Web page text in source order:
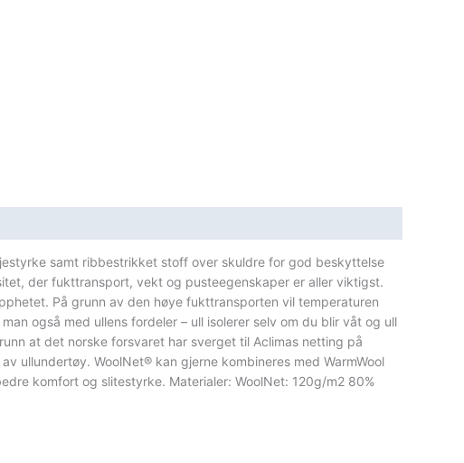
samt ribbestrikket stoff over skuldre for god beskyttelse
der fukttransport, vekt og pusteegenskaper er aller viktigst.
På grunn av den høye fukttransporten vil temperaturen
også med ullens fordeler – ull isolerer selv om du blir våt og ull
at det norske forsvaret har sverget til Aclimas netting på
ullundertøy. WoolNet® kan gjerne kombineres med WarmWool
komfort og slitestyrke. Materialer: WoolNet: 120g/m2 80%